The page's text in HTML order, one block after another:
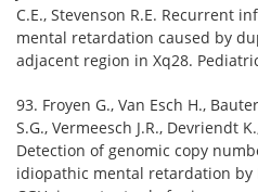
C.E., Stevenson R.E. Recurrent
mental retardation caused by
adjacent region in Xq28.
93. Froyen G., Van Esch H.,
S.G., Vermeesch J.R., Devriendt
Detection of genomic copy
idiopathic mental retardation by